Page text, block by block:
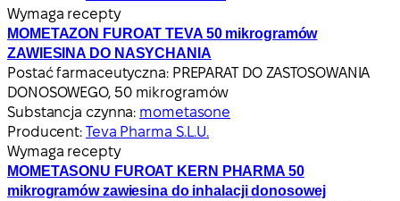
Wymaga recepty
MOMETAZON FUROAT TEVA 50 mikrogramów
ZAWIESINA DO NASYCHANIA
Postać farmaceutyczna: PREPARAT DO ZASTOSOWANIA
DONOSOWEGO, 50 mikrogramów
Substancja czynna: mometasone
Producent: Teva Pharma S.L.U.
Wymaga recepty
MOMETASONU FUROAT KERN PHARMA 50
mikrogramów zawiesina do inhalacji donosowej